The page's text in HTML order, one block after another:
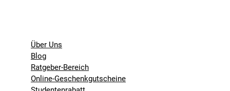
Über Uns
Blog
Ratgeber-Bereich
Online-Geschenkgutscheine